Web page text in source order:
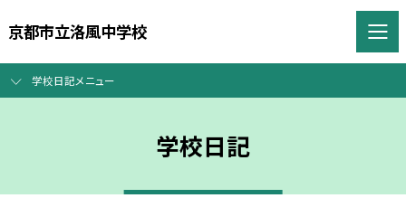
京都市立洛風中学校
学校日記メニュー
学校日記